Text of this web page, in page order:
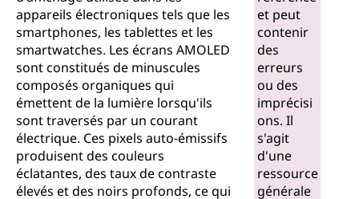
appareils électroniques tels que les
smartphones, les tablettes et les
smartwatches. Les écrans AMOLED
sont constitués de minuscules
composés organiques qui
émettent de la lumière lorsqu'ils
sont traversés par un courant
électrique. Ces pixels auto-émissifs
produisent des couleurs
éclatantes, des taux de contraste
élevés et des noirs profonds, ce qui
et peut
contenir
des
erreurs
ou des
imprécisi
ons. Il
s'agit
d'une
ressource
générale